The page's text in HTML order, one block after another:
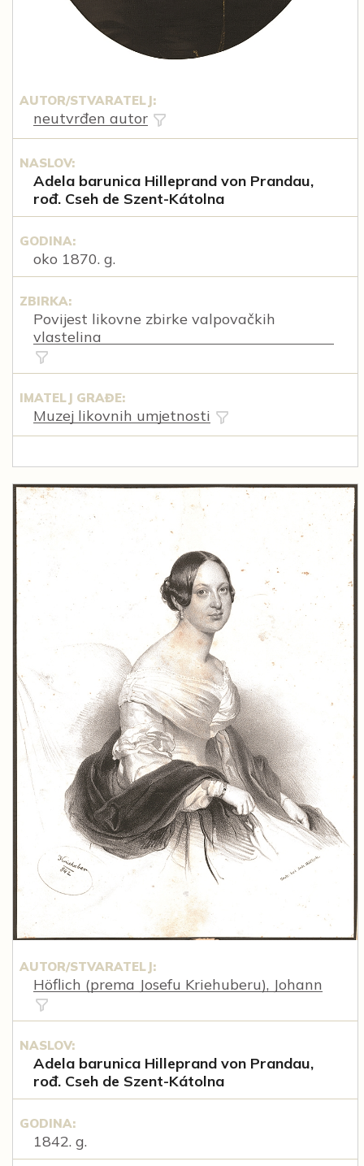
AUTOR/STVARATELJ:
neutvrđen autor
NASLOV:
Adela barunica Hilleprand von Prandau,
rođ. Cseh de Szent-Kátolna
GODINA:
oko 1870. g.
ZBIRKA:
Povijest likovne zbirke valpovačkih
vlastelina
IMATELJ GRAĐE:
Muzej likovnih umjetnosti
AUTOR/STVARATELJ:
Höflich (prema Josefu Kriehuberu), Johann
NASLOV:
Adela barunica Hilleprand von Prandau,
rođ. Cseh de Szent-Kátolna
GODINA:
1842. g.